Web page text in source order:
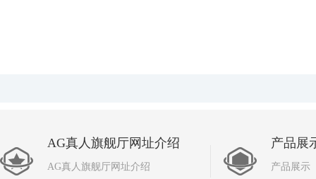
AG真人旗舰厅网址介绍
AG真人旗舰厅网址介绍
产品展
产品展示